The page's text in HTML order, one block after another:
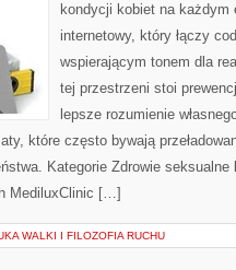
kondycji kobiet na każdym
internetowy, który łączy
wspierającym tonem dla
tej przestrzeni stoi
lepsze rozumienie
które często bywają
Kategorie Zdrowie
MediluxClinic […]
WALKI I FILOZOFIA RUCHU